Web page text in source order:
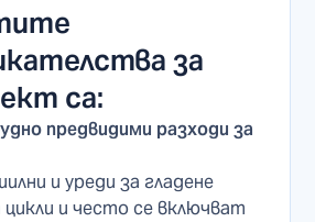
за
са:
предвидими разходи за
и уреди за гладене
и често се включват